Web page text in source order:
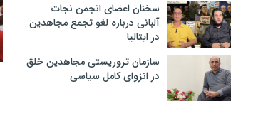
سخنان اعضای انجمن نجات
آلبانی درباره لغو تجمع مجاهدین
در ایتالیا
سازمان تروریستی مجاهدین خلق
در انزوای کامل سیاسی